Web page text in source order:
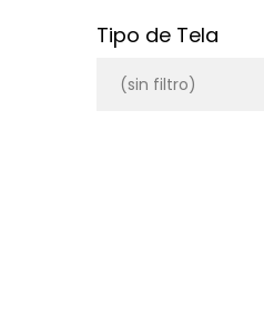
Tipo de Tela
(sin filtro)